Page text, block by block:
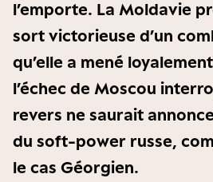
l’emporte. La Moldavie
sort victorieuse d’un
qu’elle a mené
l’échec de Moscou
revers ne saurait
du soft-power russe,
le cas Géorgien.